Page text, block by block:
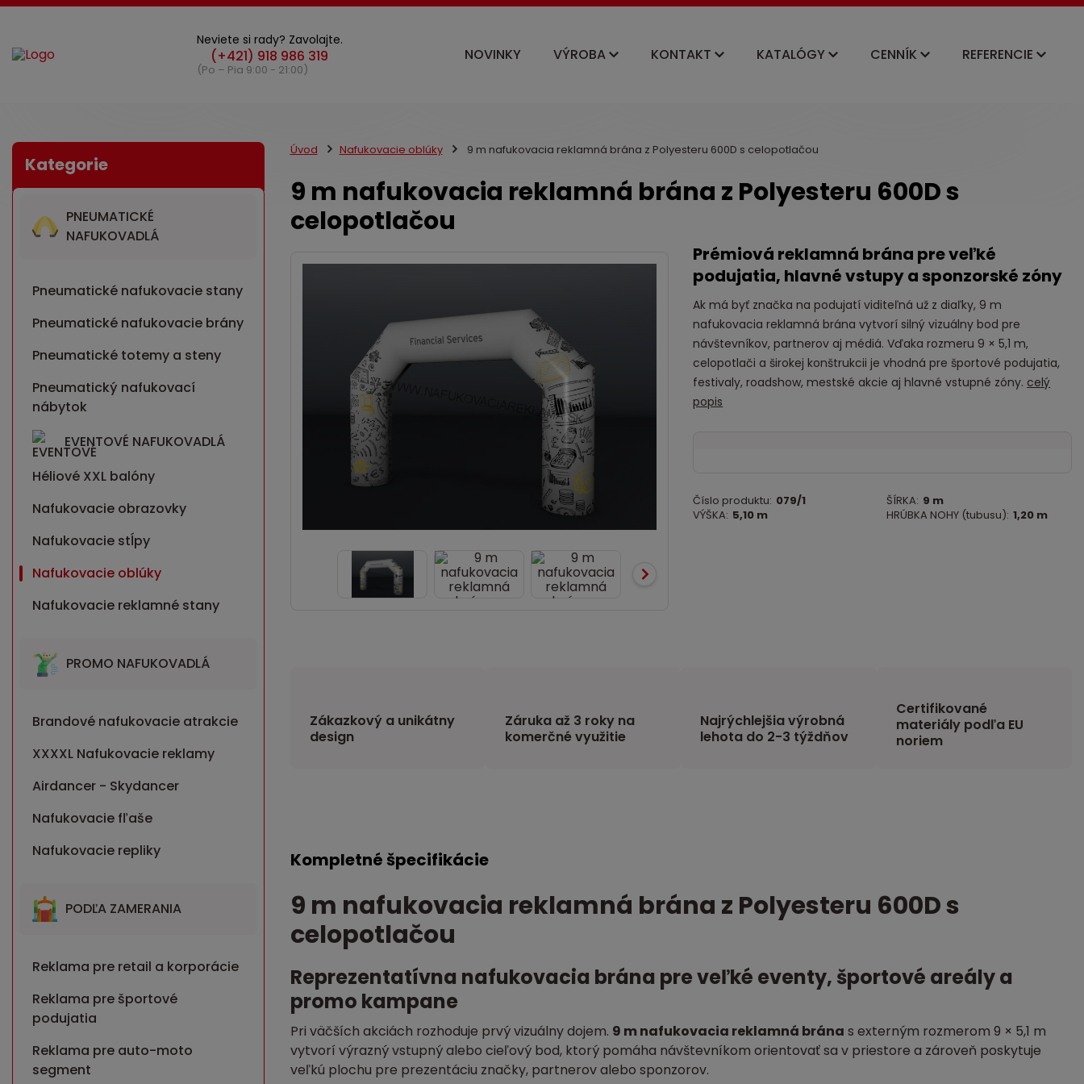
NOVINKY VÝROBA KONTAKT KATALÓGY CENNÍK REFERENCIE
Neviete si rady? Zavolajte.
(Po – Pia 9:00 - 21:00)
PNEUMATICKÉ
NAFUKOVADLÁ
Pneumatické nafukovacie stany
Pneumatické nafukovacie brány
Pneumatické totemy a steny
Pneumatický nafukovací
nábytok
EVENTOVÉ NAFUKOVADLÁ
Héliové XXL balóny
Nafukovacie obrazovky
Nafukovacie stĺpy
Nafukovacie oblúky
Nafukovacie reklamné stany
PROMO NAFUKOVADLÁ
Brandové nafukovacie atrakcie
XXXXL Nafukovacie reklamy
Airdancer - Skydancer
Nafukovacie fľaše
Nafukovacie repliky
PODĽA ZAMERANIA
Reklama pre retail a korporácie
Reklama pre športové
podujatia
Reklama pre auto-moto
segment
Úvod Nafukovacie oblúky 9 m nafukovacia reklamná brána z Polyesteru 600D s celopotlačou
9 m nafukovacia reklamná brána z Polyesteru 600D s
celopotlačou
Prémiová reklamná brána pre veľké
podujatia, hlavné vstupy a sponzorské zóny
Ak má byť značka na podujatí viditeľná už z diaľky, 9 m
nafukovacia reklamná brána vytvorí silný vizuálny bod pre
návštevníkov, partnerov aj médiá. Vďaka rozmeru 9 × 5,1 m,
celopotlači a širokej konštrukcii je vhodná pre športové podujatia,
festivaly, roadshow, mestské akcie aj hlavné vstupné zóny. celý
popis
Číslo produktu: 079/1 ŠÍRKA: 9 m
VÝŠKA: 5,10 m HRÚBKA NOHY (tubusu): 1,20 m
Zákazkový a unikátny
design
Záruka až 3 roky na
komerčné využitie
Najrýchlejšia výrobná
lehota do 2-3 týždňov
Certifikované
materiály podľa EU
noriem
Kompletné špecifikácie
9 m nafukovacia reklamná brána z Polyesteru 600D s
celopotlačou
Reprezentatívna nafukovacia brána pre veľké eventy, športové areály a
promo kampane
Pri väčších akciách rozhoduje prvý vizuálny dojem. 9 m nafukovacia reklamná brána s externým rozmerom 9 × 5,1 m
vytvorí výrazný vstupný alebo cieľový bod, ktorý pomáha návštevníkom orientovať sa v priestore a zároveň poskytuje
veľkú plochu pre prezentáciu značky, partnerov alebo sponzorov.